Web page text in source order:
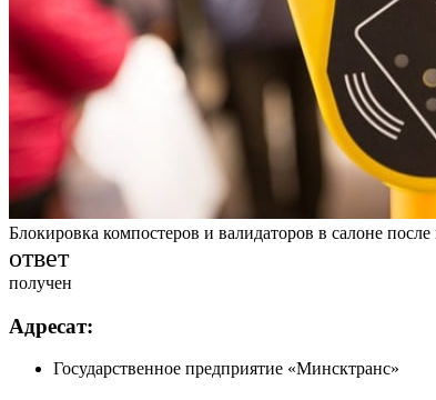
Блокировка компостеров и валидаторов в салоне
ответ
получен
Адресат:
Государственное предприятие «Минсктранс»